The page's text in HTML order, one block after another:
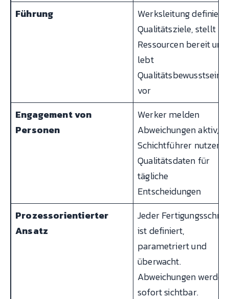
Führung
Werksleitung definiert
Qualitätsziele, stellt
Ressourcen bereit und
lebt
Qualitätsbewusstsein
vor
Engagement von
Personen
Werker melden
Abweichungen aktiv,
Schichtführer nutzen
Qualitätsdaten für
tägliche
Entscheidungen
Prozessorientierter
Ansatz
Jeder Fertigungsschritt
ist definiert,
parametriert und
überwacht.
Abweichungen werden
sofort sichtbar.